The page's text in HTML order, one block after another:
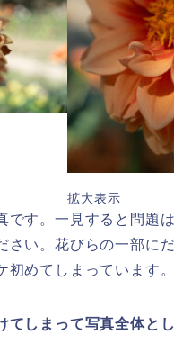
拡大表示
す。一見すると問題
さい。花びらの一部に
めてしまっています。
てしまって写真全体と